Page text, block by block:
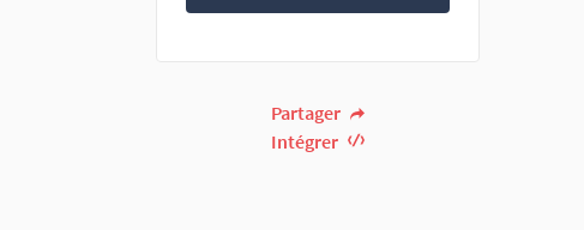
Partager
Intégrer